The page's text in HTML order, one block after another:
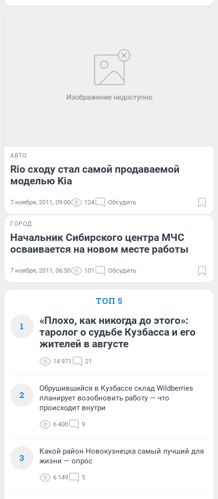
АВТО
Rio сходу стал самой продаваемой
моделью Kia
7 ноября, 2011, 09:00 124 Обсудить
ГОРОД
Начальник Сибирского центра МЧС
осваивается на новом месте работы
7 ноября, 2011, 06:50 101 Обсудить
ТОП 5
1
«Плохо, как никогда до этого»:
таролог о судьбе Кузбасса и его
жителей в августе
14 971 21
2
Обрушившийся в Кузбассе склад Wildberries
планирует возобновить работу — что
происходит внутри
6 400 9
3
Какой район Новокузнецка самый лучший для
жизни — опрос
6 149 5